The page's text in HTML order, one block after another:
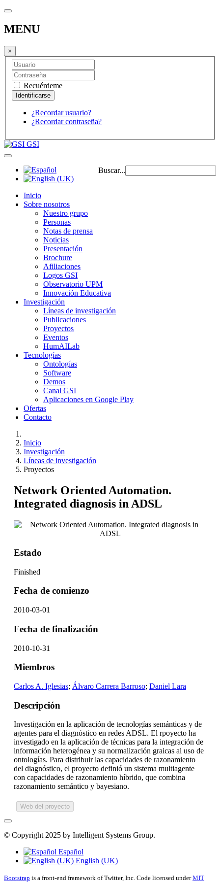
MENU
×
Recuérdeme
¿Recordar usuario?
¿Recordar contraseña?
GSI
Buscar...
Inicio
Sobre nosotros
Nuestro grupo
Personas
Notas de prensa
Noticias
Presentación
Brochure
Afiliaciones
Logos GSI
Observatorio UPM
Innovación Educativa
Investigación
Líneas de investigación
Publicaciones
Proyectos
Eventos
HumAILab
Tecnologías
Ontologías
Software
Demos
Canal GSI
Aplicaciones en Google Play
Ofertas
Contacto
Inicio
Investigación
Líneas de investigación
Proyectos
Network Oriented Automation.
Integrated diagnosis in ADSL
Estado
Finished
Fecha de comienzo
2010-03-01
Fecha de finalización
2010-10-31
Miembros
Carlos A. Iglesias; Álvaro Carrera Barroso; Daniel Lara
Descripción
Investigación en la aplicación de tecnologías semánticas y de
agentes para el diagnóstico en redes ADSL. El rpoyecto ha
investigado en la aplicación de técnicas para la integración de
información heterogénea y su normalización graicas al uso de
ontologías. Para distribuir las capacidades de razonamiento
del diagnóstico, el proyecto definió un sistema multiagente
con capacidades de razonamiento híbrido, que combina
razonamiento semántico y bayesiano.
Web del proyecto
© Copyright 2025 by Intelligent Systems Group.
Español
English (UK)
Bootstrap is a front-end framework of Twitter, Inc. Code licensed underMIT